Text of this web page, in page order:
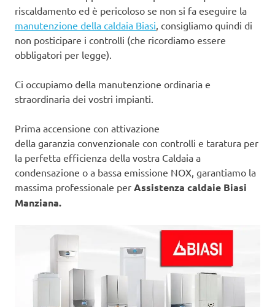
riscaldamento ed è pericoloso se non si fa eseguire la
manutenzione della caldaia Biasi , consigliamo quindi di
non posticipare i controlli (che ricordiamo essere
obbligatori per legge).
Ci occupiamo della manutenzione ordinaria e
straordinaria dei vostri impianti.
Prima accensione con attivazione
della garanzia convenzionale con controlli e taratura per
la perfetta efficienza della vostra Caldaia a
condensazione o a bassa emissione NOX, garantiamo la
massima professionale per Assistenza caldaie Biasi
Manziana.